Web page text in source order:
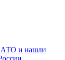
и нашли